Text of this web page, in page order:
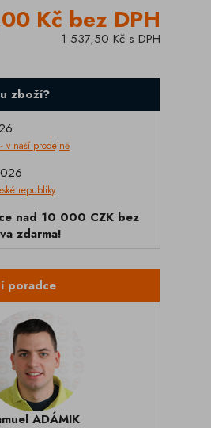
Kč bez DPH
1 537,50 Kč s DPH
zboží?
- v naší prodejně
republiky
nad 10 000 CZK bez
zdarma!
poradce
ADÁMIK